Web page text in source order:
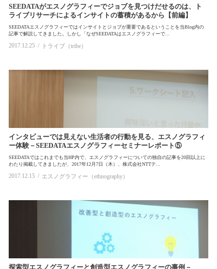
SEEDATAがエスノグラフィーでジョブを見つけだせるのは、ト
ライブリサーチによるインサイトの蓄積があるから【前編】
SEEDATAエスノグラフィーではインサイトとジョブが重要であるということを当Blog内の
記事で解説してきました。しかし「なぜSEEDATAはエスノグラフィーで...
2017.12.25 トライブ（tribe）
インタビューでは見えない生活者の行動を見る、エスノグラフィ
ー体験－SEEDATAエスノグラフィーセミナーレポート⑤
SEEDATAではこれまでも当HP内で、エスノグラフィーについての独自の記事を20回以上に
わたり掲載してきましたが、2017年12月7日（木）、株式会社NTTテ...
2017.12.15 エスノグラフィー（ethnography）
探索型エスノグラフィーと創造型エスノグラフィーの事例－